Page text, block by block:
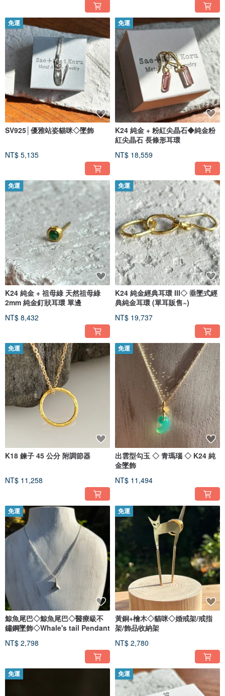
免運
SV925│優雅站姿貓咪◇墜飾
NT$ 5,135
免運
K24 純金 + 粉紅尖晶石◆純金粉
紅尖晶石 長條形耳環
NT$ 18,559
免運
K24 純金 + 祖母綠 天然祖母綠
2mm 純金釘狀耳環 單邊
NT$ 8,432
免運
K24 純金經典耳環 III◇ 垂墜式經
典純金耳環 (單耳販售~)
NT$ 19,737
免運
K18 鍊子 45 公分 附調節器
NT$ 11,258
免運
出雲型勾玉 ◇ 青瑪瑙 ◇ K24 純
金墜飾
NT$ 11,494
免運
鯨魚尾巴◇鯨魚尾巴◇醫療級不
鏽鋼墜飾◇Whale's tail Pendant
NT$ 2,798
免運
黃銅+檜木◇貓咪◇婚戒架/戒指
架/飾品收納架
NT$ 2,780
免運 免運